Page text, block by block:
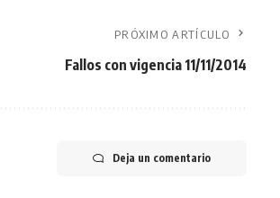
PRÓXIMO ARTÍCULO
Fallos con vigencia 11/11/2014
Deja un comentario